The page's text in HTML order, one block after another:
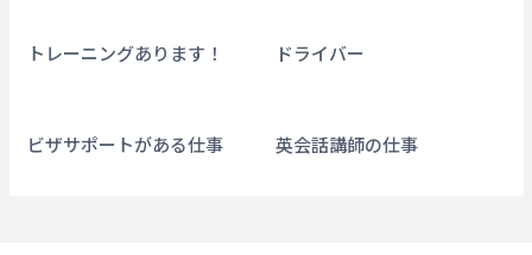
トレーニングあります！ ドライバー
ビザサポートがある仕事 英会話講師の仕事